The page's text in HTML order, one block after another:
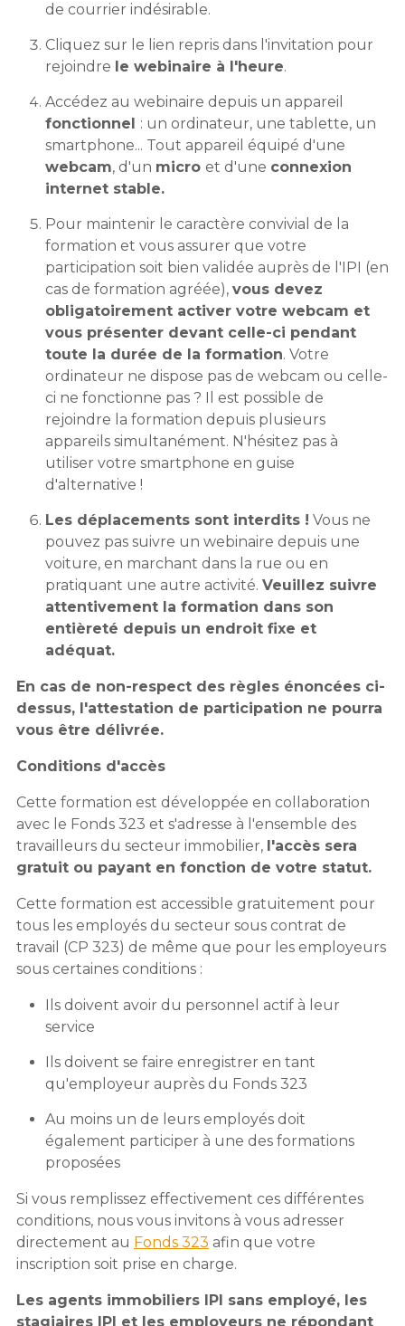
de courrier indésirable.
Cliquez sur le lien repris dans l'invitation pour
rejoindre le webinaire à l'heure.
Accédez au webinaire depuis un appareil
fonctionnel : un ordinateur, une tablette, un
smartphone... Tout appareil équipé d'une
webcam, d'un micro et d'une connexion
internet stable.
Pour maintenir le caractère convivial de la
formation et vous assurer que votre
participation soit bien validée auprès de l'IPI (en
cas de formation agréée), vous devez
obligatoirement activer votre webcam et
vous présenter devant celle-ci pendant
toute la durée de la formation. Votre
ordinateur ne dispose pas de webcam ou celle-
ci ne fonctionne pas ? Il est possible de
rejoindre la formation depuis plusieurs
appareils simultanément. N'hésitez pas à
utiliser votre smartphone en guise
d'alternative !
Les déplacements sont interdits ! Vous ne
pouvez pas suivre un webinaire depuis une
voiture, en marchant dans la rue ou en
pratiquant une autre activité. Veuillez suivre
attentivement la formation dans son
entièreté depuis un endroit fixe et
adéquat.
En cas de non-respect des règles énoncées ci-
dessus, l'attestation de participation ne pourra
vous être délivrée.
Conditions d'accès
Cette formation est développée en collaboration
avec le Fonds 323 et s'adresse à l'ensemble des
travailleurs du secteur immobilier, l'accès sera
gratuit ou payant en fonction de votre statut.
Cette formation est accessible gratuitement pour
tous les employés du secteur sous contrat de
travail (CP 323) de même que pour les employeurs
sous certaines conditions :
Ils doivent avoir du personnel actif à leur
service
Ils doivent se faire enregistrer en tant
qu'employeur auprès du Fonds 323
Au moins un de leurs employés doit
également participer à une des formations
proposées
Si vous remplissez effectivement ces différentes
conditions, nous vous invitons à vous adresser
directement au Fonds 323 afin que votre
inscription soit prise en charge.
Les agents immobiliers IPI sans employé, les
stagiaires IPI et les employeurs ne répondant